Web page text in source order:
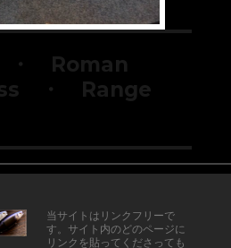
Roman
・ Range
当サイトはリンクフリーで
す。サイト内のどのページに
リンクを貼ってくださっても